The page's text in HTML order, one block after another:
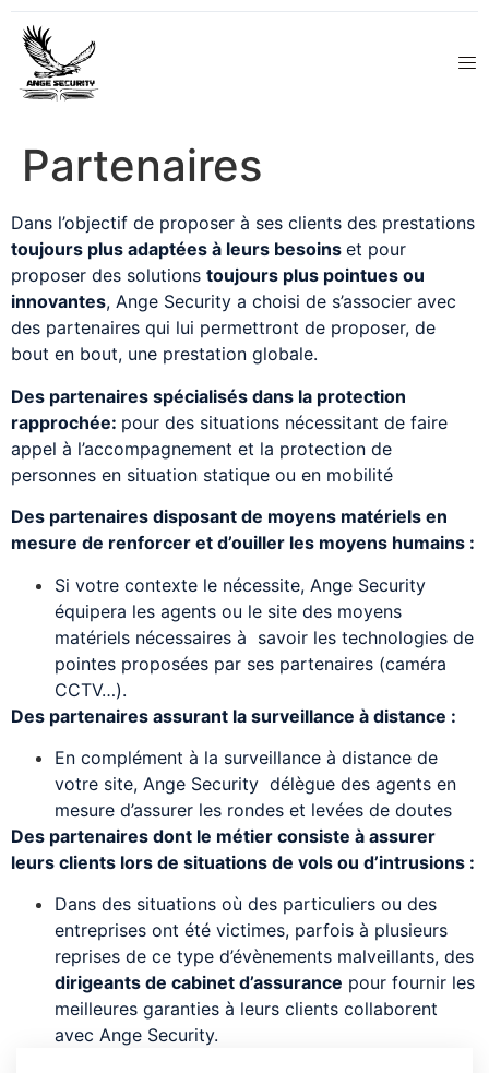
Partenaires
Dans l’objectif de proposer à ses clients des prestations
toujours plus adaptées à leurs besoins et pour
proposer des solutions toujours plus pointues ou
innovantes, Ange Security a choisi de s’associer avec
des partenaires qui lui permettront de proposer, de
bout en bout, une prestation globale.
Des partenaires spécialisés dans la protection
rapprochée: pour des situations nécessitant de faire
appel à l’accompagnement et la protection de
personnes en situation statique ou en mobilité
Des partenaires disposant de moyens matériels en
mesure de renforcer et d’ouiller les moyens humains :
Si votre contexte le nécessite, Ange Security
équipera les agents ou le site des moyens
matériels nécessaires à savoir les technologies de
pointes proposées par ses partenaires (caméra
CCTV…).
Des partenaires assurant la surveillance à distance :
En complément à la surveillance à distance de
votre site, Ange Security délègue des agents en
mesure d’assurer les rondes et levées de doutes
Des partenaires dont le métier consiste à assurer
leurs clients lors de situations de vols ou d’intrusions :
Dans des situations où des particuliers ou des
entreprises ont été victimes, parfois à plusieurs
reprises de ce type d’évènements malveillants, des
dirigeants de cabinet d’assurance pour fournir les
meilleures garanties à leurs clients collaborent
avec Ange Security.